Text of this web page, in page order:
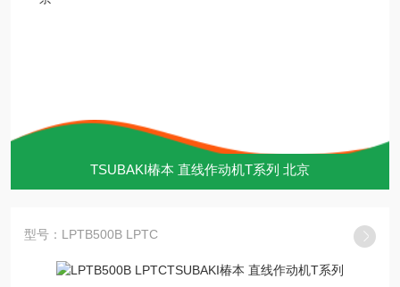
TSUBAKI椿本 直线作动机T系列 北京
型号：LPTB500B LPTC